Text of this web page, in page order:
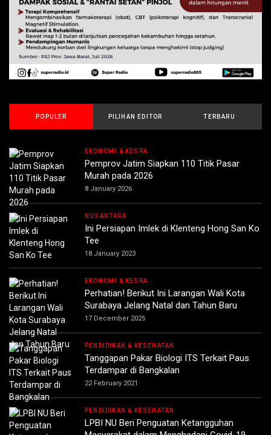
POPULER PILIHAN EDITOR TERBARU
EKONOMI & KESRA
Pemprov Jatim Siapkan 110 Titik Pasar
Murah pada 2026
8 January 2026
NUSANTARA
Ini Persiapan Imlek di Klenteng Hong San Ko
Tee
18 January 2023
EKONOMI & KESRA
Perhatian! Berikut Ini Larangan Wali Kota
Surabaya Jelang Natal dan Tahun Baru
17 December 2025
PENDIDIKAN & KESEHATAN
Tanggapan Pakar Biologi ITS Terkait Paus
Terdampar di Bangkalan
22 February 2021
PENDIDIKAN & KESEHATAN
LPBI NU Beri Penguatan Ketangguhan